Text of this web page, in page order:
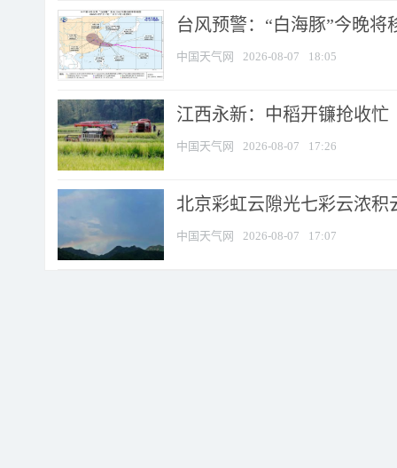
台风预警：“白海豚”今晚将
中国天气网 2026-08-07 18:05
江西永新：中稻开镰抢收忙
中国天气网 2026-08-07 17:26
北京彩虹云隙光七彩云浓积
中国天气网 2026-08-07 17:07